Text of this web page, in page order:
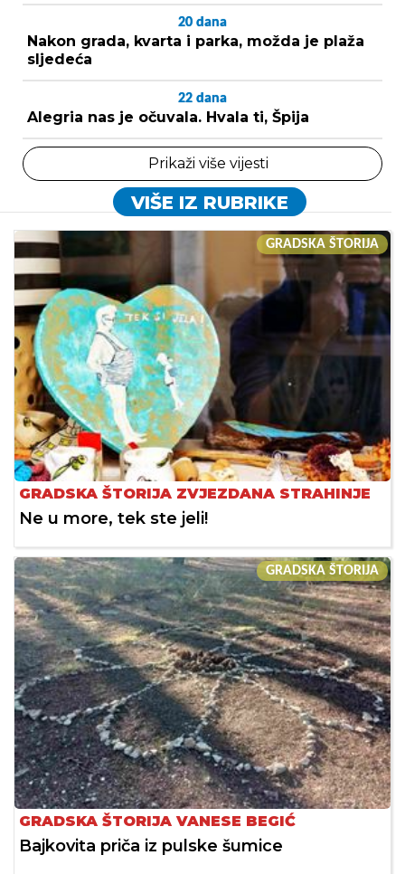
20 dana
Nakon grada, kvarta i parka, možda je plaža
sljedeća
22 dana
Alegria nas je očuvala. Hvala ti, Špija
Prikaži više vijesti
VIŠE IZ RUBRIKE
GRADSKA ŠTORIJA
GRADSKA ŠTORIJA ZVJEZDANA STRAHINJE
Ne u more, tek ste jeli!
GRADSKA ŠTORIJA
GRADSKA ŠTORIJA VANESE BEGIĆ
Bajkovita priča iz pulske šumice